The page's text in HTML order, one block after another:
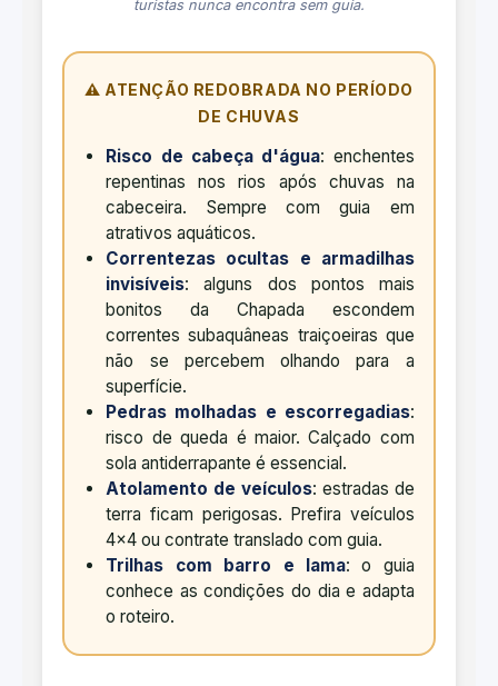
turistas nunca encontra sem guia.
⚠️ ATENÇÃO REDOBRADA NO PERÍODO
DE CHUVAS
Risco de cabeça d'água: enchentes
repentinas nos rios após chuvas na
cabeceira. Sempre com guia em
atrativos aquáticos.
Correntezas ocultas e armadilhas
invisíveis: alguns dos pontos mais
bonitos da Chapada escondem
correntes subaquâneas traiçoeiras que
não se percebem olhando para a
superfície.
Pedras molhadas e escorregadias:
risco de queda é maior. Calçado com
sola antiderrapante é essencial.
Atolamento de veículos: estradas de
terra ficam perigosas. Prefira veículos
4x4 ou contrate translado com guia.
Trilhas com barro e lama: o guia
conhece as condições do dia e adapta
o roteiro.